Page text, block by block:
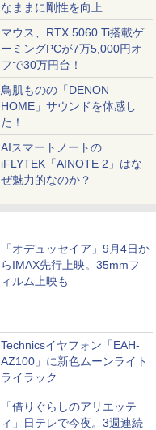
なままに剛性を向上
マウス、RTX 5060 Ti搭載ゲ
ーミングPCが7万5,000円オ
フで30万円台！
鳥肌ものの「DENON
HOME」サウンドを体感し
た！
AIスマートノートの
iFLYTEK「AINOTE 2」はな
ぜ魅力的なのか？
「オデュッセイア」9月4日か
らIMAX先行上映。35mmフ
ィルム上映も
Technicsイヤフォン「EAH-
AZ100」に新色ムーンライト
ライラック
「借りぐらしのアリエッテ
ィ」日テレで今夜。3週連続